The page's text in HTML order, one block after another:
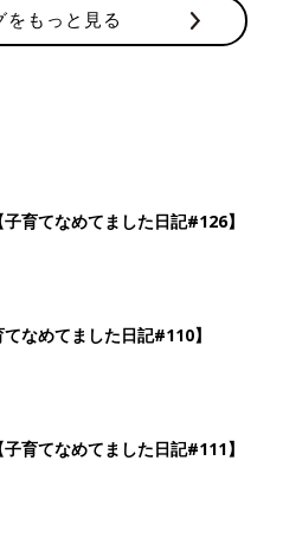
をもっと見る
育てなめてました日記#126】
なめてました日記#110】
育てなめてました日記#111】